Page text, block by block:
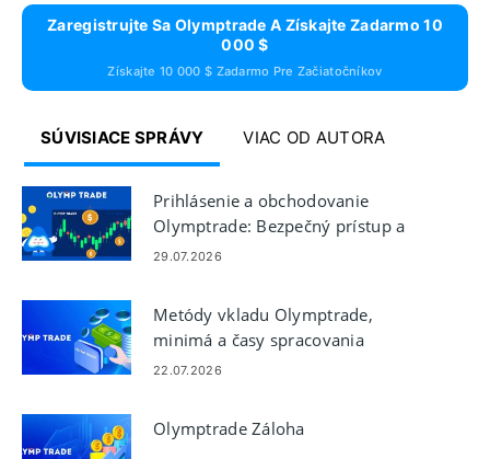
Zaregistrujte Sa Olymptrade A Získajte Zadarmo 10
000 $
Získajte 10 000 $ Zadarmo Pre Začiatočníkov
SÚVISIACE SPRÁVY VIAC OD AUTORA
Prihlásenie a obchodovanie
Olymptrade: Bezpečný prístup a
umiestňovanie obchodov
29.07.2026
Metódy vkladu Olymptrade,
minimá a časy spracovania
22.07.2026
Olymptrade Záloha